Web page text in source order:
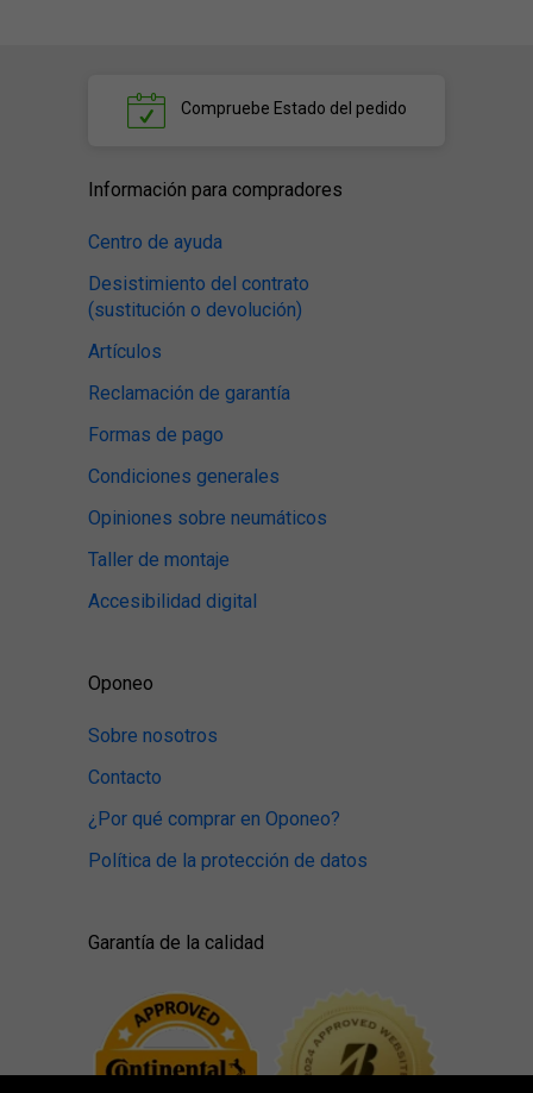
Compruebe Estado del pedido
Información para compradores
Centro de ayuda
Desistimiento del contrato
(sustitución o devolución)
Artículos
Reclamación de garantía
Formas de pago
Condiciones generales
Opiniones sobre neumáticos
Taller de montaje
Accesibilidad digital
Oponeo
Sobre nosotros
Contacto
¿Por qué comprar en Oponeo?
Política de la protección de datos
Garantía de la calidad